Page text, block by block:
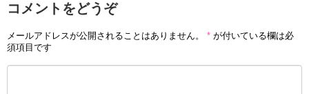
コメントをどうぞ
メールアドレスが公開されることはありません。 * が付いている欄は必
須項目です